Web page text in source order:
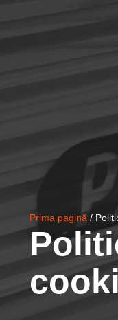
Prima pagină /